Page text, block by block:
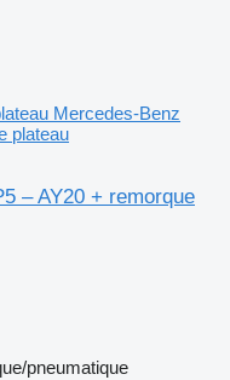
Mercedes-Benz
plateau
– AY20 + remorque
pneumatique